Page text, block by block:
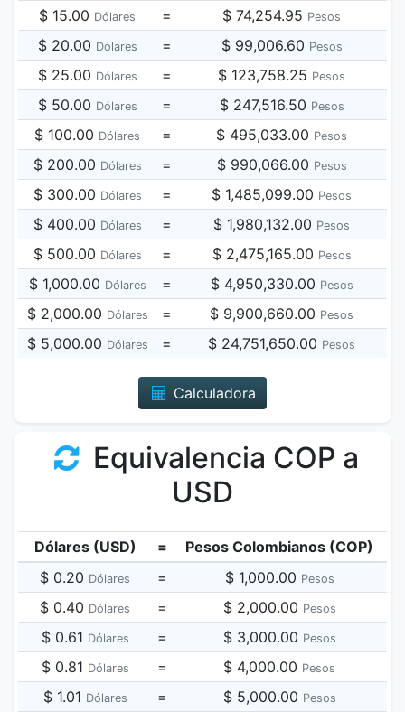
$ 15.00 Dólares = $ 74,254.95 Pesos
$ 20.00 Dólares = $ 99,006.60 Pesos
$ 25.00 Dólares = $ 123,758.25 Pesos
$ 50.00 Dólares = $ 247,516.50 Pesos
$ 100.00 Dólares = $ 495,033.00 Pesos
$ 200.00 Dólares = $ 990,066.00 Pesos
$ 300.00 Dólares = $ 1,485,099.00 Pesos
$ 400.00 Dólares = $ 1,980,132.00 Pesos
$ 500.00 Dólares = $ 2,475,165.00 Pesos
$ 1,000.00 Dólares = $ 4,950,330.00 Pesos
$ 2,000.00 Dólares = $ 9,900,660.00 Pesos
$ 5,000.00 Dólares = $ 24,751,650.00 Pesos
Calculadora
Equivalencia COP a
USD
Dólares (USD) =
Pesos Colombianos (COP)
$ 0.20 Dólares = $ 1,000.00 Pesos
$ 0.40 Dólares = $ 2,000.00 Pesos
$ 0.61 Dólares = $ 3,000.00 Pesos
$ 0.81 Dólares = $ 4,000.00 Pesos
$ 1.01 Dólares = $ 5,000.00 Pesos